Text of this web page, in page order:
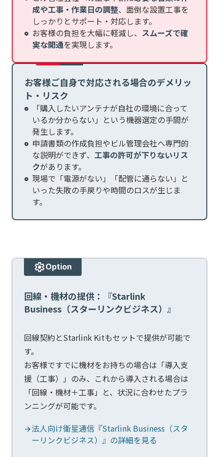
成や工事・作業日の調整、面倒な設置工事を
しっかりとサポート・対応します。
お客様の負担を大幅に軽減し、 スムーズで確
実な開通を実現します。
お客様ご自身で対応される場合のデメリッ
ト・リスク
「購入したいアンテナが自社の環境に合って
いるか分からない」という機器選定の手間が
発生します。
申請書類の作成負担やビル管理会社へ専門的
な説明ができず、 工事の許可が下りないリス
クがあります。
現場で「電源がない」「配管に通らない」と
いった失敗の手戻りや時間のロスが生じま
す。
Option
回線・機材の提供：『Starlink
Business（スターリンクビジネス）』
回線契約とStarlink Kitもセットで提供が可能で
す。
お客様ですでに機材をお持ちの場合は「導入支
援（工事）」のみ、これから導入される場合は
「回線・機材＋工事」と、状況に合わせたプラ
ンニングが可能です。
法人向け衛星通信『Starlink Business（スタ
ーリンクビジネス）』の詳細を見る